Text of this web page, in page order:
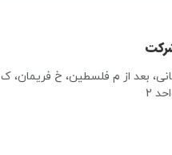
بعد از م فلسطین، خ فریمان، ک